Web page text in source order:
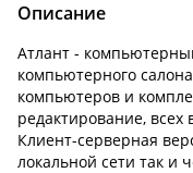
Описание
Атлант -
компьютерного
компьютеров и
редактирование,
Клиент-серверная
локальной сети так и